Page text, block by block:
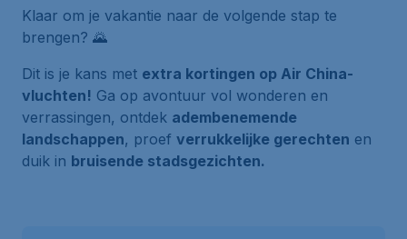
Klaar om je vakantie naar de volgende stap te
brengen? 🌄
Dit is je kans met extra kortingen op Air China-
vluchten! Ga op avontuur vol wonderen en
verrassingen, ontdek adembenemende
landschappen, proef verrukkelijke gerechten en
duik in bruisende stadsgezichten.